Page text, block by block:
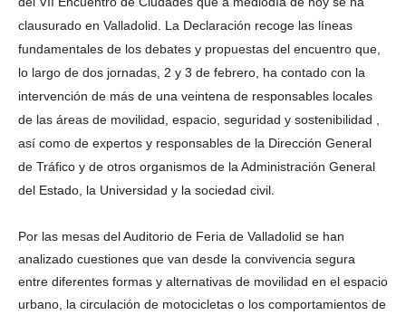
clausurado en Valladolid. La Declaración recoge las líneas
fundamentales de los debates y propuestas del encuentro que,
lo largo de dos jornadas, 2 y 3 de febrero, ha contado con la
intervención de más de una veintena de responsables locales
de las áreas de movilidad, espacio, seguridad y sostenibilidad ,
así como de expertos y responsables de la Dirección General
de Tráfico y de otros organismos de la Administración General
del Estado, la Universidad y la sociedad civil.
Por las mesas del Auditorio de Feria de Valladolid se han
analizado cuestiones que van desde la convivencia segura
entre diferentes formas y alternativas de movilidad en el espacio
urbano, la circulación de motocicletas o los comportamientos de